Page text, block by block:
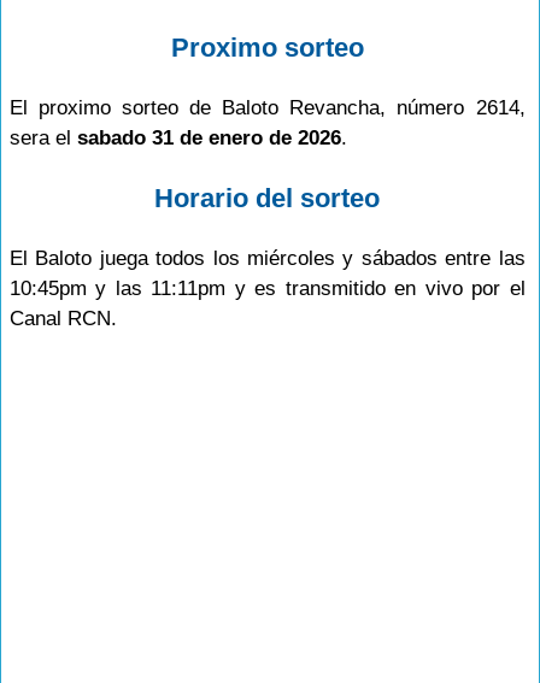
Proximo sorteo
El proximo sorteo de Baloto Revancha, número 2614,
sera el sabado 31 de enero de 2026.
Horario del sorteo
El Baloto juega todos los miércoles y sábados entre las
10:45pm y las 11:11pm y es transmitido en vivo por el
Canal RCN.